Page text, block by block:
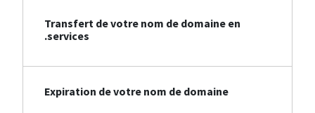
Transfert de votre nom de domaine en
.services
Expiration de votre nom de domaine